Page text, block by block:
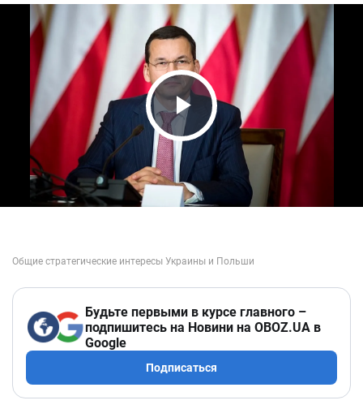
Play Video
Будьте первыми в курсе главного –
подпишитесь на Новини на OBOZ.UA в
Google
Подписаться